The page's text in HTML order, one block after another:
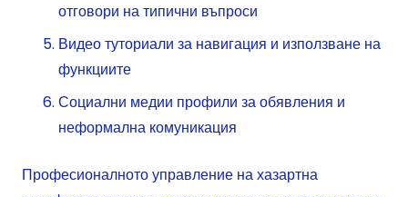
отговори на типични въпроси
Видео туториали за навигация и използване на
функциите
Социални медии профили за обявления и
неформална комуникация
Професионалното управление на хазартна